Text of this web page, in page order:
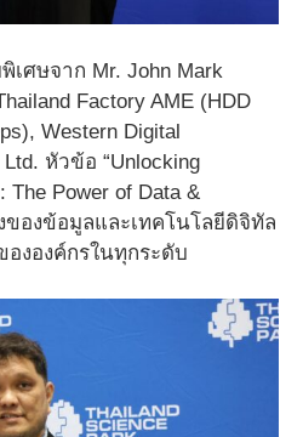
เศษจาก Mr. John Mark
Factory AME (HDD
Western Digital
Ltd. หัวข้อ “Unlocking
The Power of Data &
ของข้อมูลและเทคโนโลยีดิจิทัล
งองค์กรในทุกระดับ